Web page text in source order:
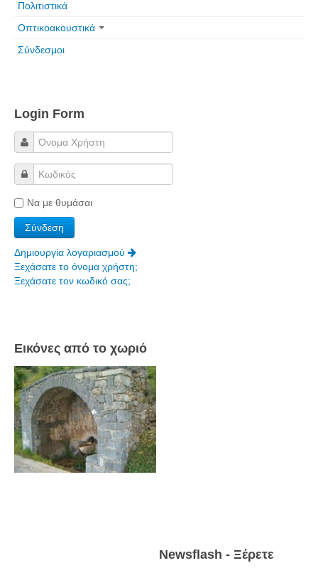
Πολιτιστικά
Οπτικοακουστικά
Σύνδεσμοι
Login Form
Να με θυμάσαι
Δημιουργία λογαριασμού
Ξεχάσατε το όνομα χρήστη;
Ξεχάσατε τον κωδικό σας;
Εικόνες από το χωριό
Newsflash - Ξέρετε